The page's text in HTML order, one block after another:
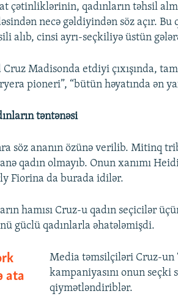
çətinliklərinin, qadınların təhsil
necə gəldiyindən söz açır.
alıb, cinsi ayrı-seçkiliyə üstün
Cruz Madisonda etdiyi çıxışında,
pioneri”, “bütün həyatında ən
təntənəsi
söz ananın özünə verilib. Mitinq
qadın olmayıb. Onun xanımı
Fiorina da burada idilər.
hamısı Cruz-u qadın seçicilər
güclü qadınlarla əhatələmişdi.
ata
Media təmsilçiləri Cruz-un
kampaniyasını onun seçki
qiymətləndiriblər.